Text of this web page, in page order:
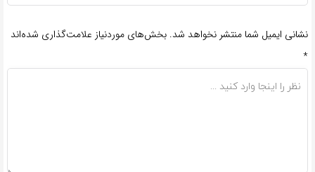
نشانی ایمیل شما منتشر نخواهد شد. بخش‌های موردنیاز علامت‌گذاری شده‌اند
*